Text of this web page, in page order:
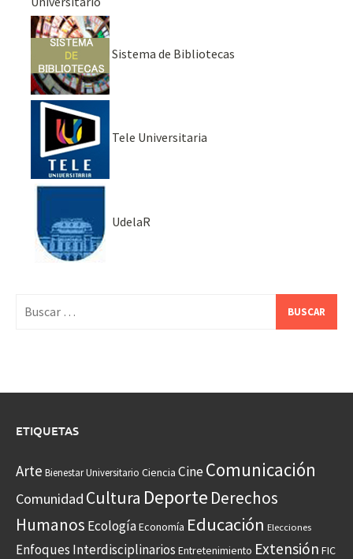
Sistema de Bibliotecas
Tele Universitaria
UdelaR
ETIQUETAS
Arte Bienestar Universitario Ciencia CineComunicación
Comunidad Cultura Deporte Derechos
Humanos EcologíaEconomía Educación Elecciones
Enfoques Interdisciplinarios Entretenimiento Extensión FIC